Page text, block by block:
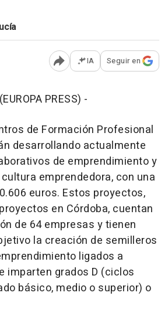
Abrir opciones para
IA Seguir en
PRESS) -
de Formación Profesional
desarrollando actualmente
de emprendimiento y
emprendedora, con una
euros. Estos proyectos,
en Córdoba, cuentan
de 64 empresas y tienen
la creación de semilleros
ligados a
imparten grados D (ciclos
básico, medio o superior) o